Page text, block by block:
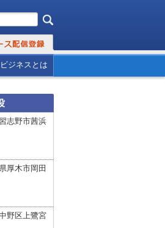
ジネスとは
志野市茜浜
厚木市岡田
野区上鷺宮